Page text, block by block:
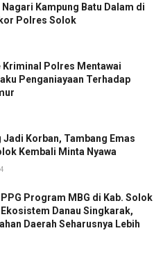
Kampung Batu Dalam di
Polres Solok
Kriminal Polres Mentawai
Penganiayaan Terhadap
Jadi Korban, Tambang Emas
Kembali Minta Nyawa
Program MBG di Kab. Solok
Danau Singkarak,
Daerah Seharusnya Lebih